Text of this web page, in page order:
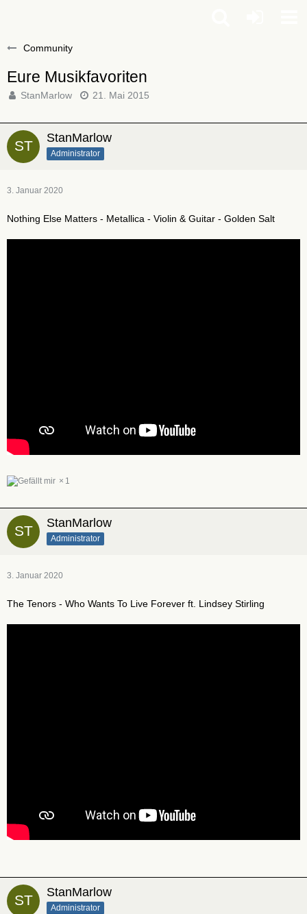
Community
Eure Musikfavoriten
StanMarlow 21. Mai 2015
StanMarlow
Administrator
3. Januar 2020
Nothing Else Matters - Metallica - Violin & Guitar - Golden Salt
1
StanMarlow
Administrator
3. Januar 2020
The Tenors - Who Wants To Live Forever ft. Lindsey Stirling
StanMarlow
Administrator